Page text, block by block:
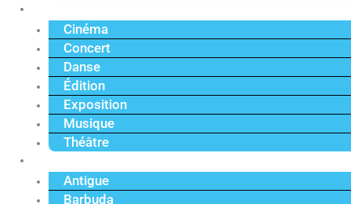
Cinéma
Concert
Danse
Édition
Exposition
Musique
Théâtre
Antigue
Barbuda